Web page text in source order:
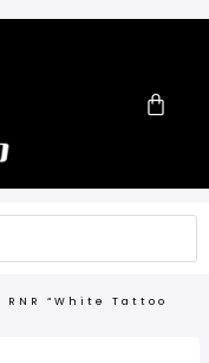
RNR “White Tattoo